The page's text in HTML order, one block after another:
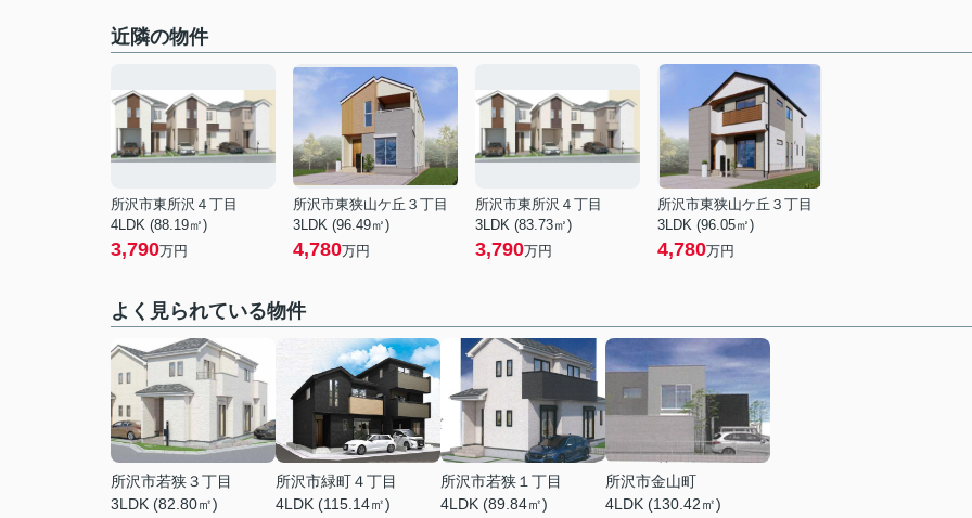
近隣の物件
所沢市東所沢４丁目
4LDK (88.19㎡)
3,790万円
所沢市東狭山ケ丘３丁目
3LDK (96.49㎡)
4,780万円
所沢市東所沢４丁目
3LDK (83.73㎡)
3,790万円
所沢市東狭山ケ丘３丁目
3LDK (96.05㎡)
4,780万円
よく見られている物件
所沢市若狭３丁目
3LDK (82.80㎡)
所沢市緑町４丁目
4LDK (115.14㎡)
所沢市若狭１丁目
4LDK (89.84㎡)
所沢市金山町
4LDK (130.42㎡)